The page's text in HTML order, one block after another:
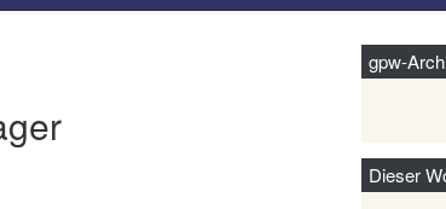
gpw-
Dieser